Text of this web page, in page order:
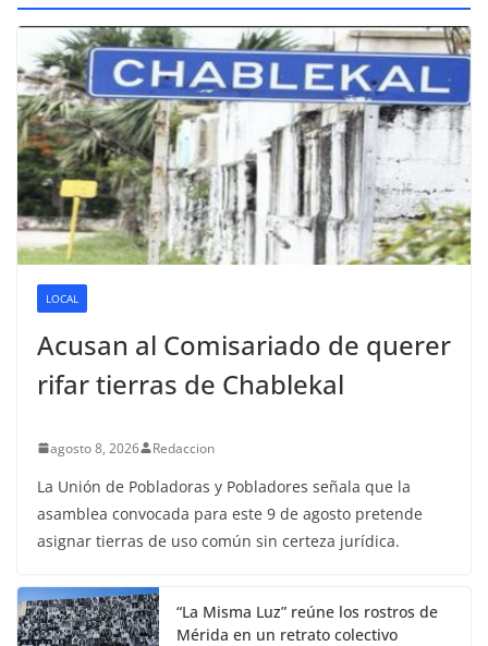
LOCAL
Acusan al Comisariado de querer
rifar tierras de Chablekal
agosto 8, 2026 Redaccion
La Unión de Pobladoras y Pobladores señala que la
asamblea convocada para este 9 de agosto pretende
asignar tierras de uso común sin certeza jurídica.
“La Misma Luz” reúne los rostros de
Mérida en un retrato colectivo